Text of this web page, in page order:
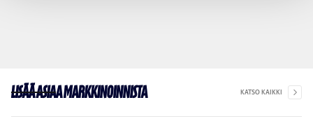
Lisää asiaa markkinoinnista KATSO KAIKKI